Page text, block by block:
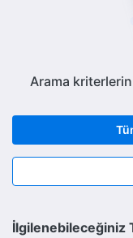
Arama
İlgilenebileceğiniz